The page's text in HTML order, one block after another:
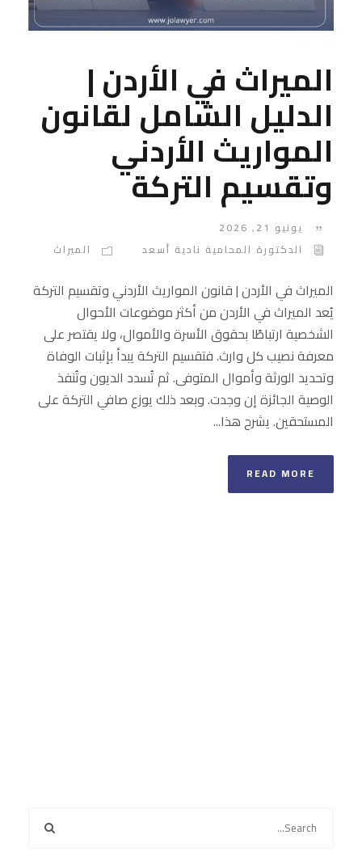
الميراث في الأردن |
الدليل الشامل لقانون
المواريث الأردني
وتقسيم التركة
يونيو 21, 2026
الدكتورة المحامية نادية أسعد
الميراث
الميراث في الأردن | قانون المواريث الأردني وتقسيم التركة
يُعد الميراث في الأردن من أكثر موضوعات الأحوال
الشخصية ارتباطًا بحقوق الأسرة والأموال، ولا يقتصر على
معرفة نصيب كل وارث. فتقسيم التركة يبدأ بإثبات الوفاة
وتحديد الورثة وأموال المتوفى. ثم تُسدد الديون وتُنفذ
الوصية الجائزة إن وجدت. وبعد ذلك يوزع صافي التركة على
المستحقين. يشرح هذا...
READ MORE